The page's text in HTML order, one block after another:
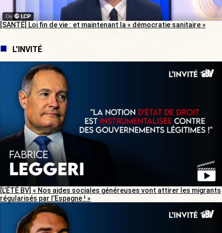
[SANTÉ] Loi fin de vie : et maintenant la « démocratie sanitaire »
L'INVITÉ
[L’ÉTÉ BV] « Nos aides sociales généreuses vont attirer les migrants
régularisés par l’Espagne ! »